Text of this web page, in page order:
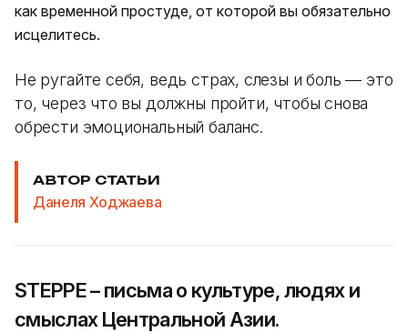
как временной простуде, от которой вы обязательно
исцелитесь.
Не ругайте себя, ведь страх, слезы и боль — это
то, через что вы должны пройти, чтобы снова
обрести эмоциональный баланс.
АВТОР СТАТЬИ
Данеля Ходжаева
STEPPE – письма о культуре, людях и
смыслах Центральной Азии.